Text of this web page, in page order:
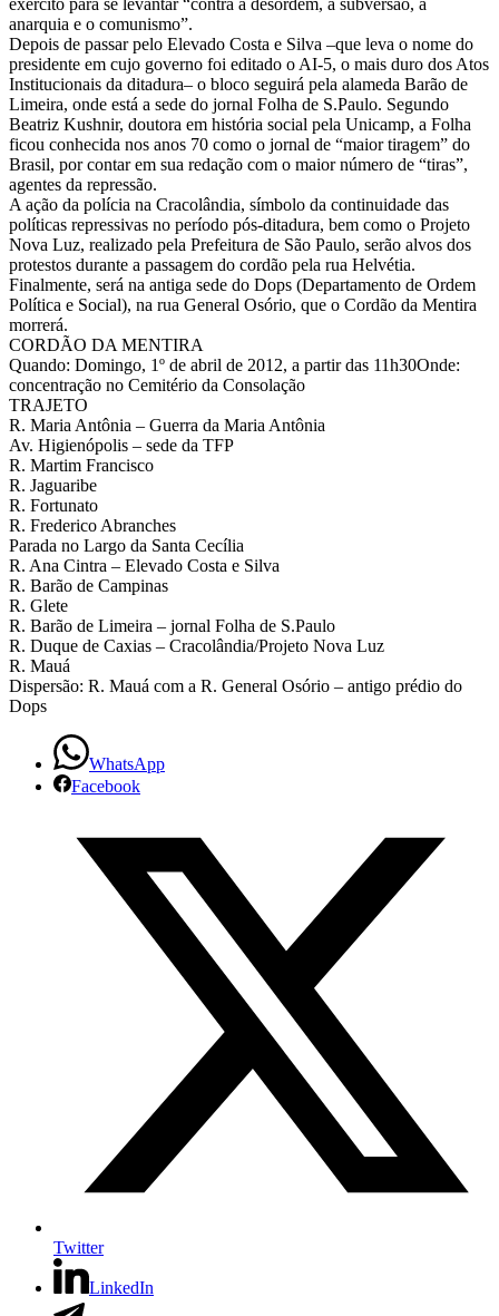
da
Mentira.
anarquia e o comunismo”.
Depois de passar pelo Elevado Costa e Silva –que leva o nome do
presidente em cujo governo foi editado o AI-5, o mais duro dos Atos
Institucionais da ditadura– o bloco seguirá pela alameda Barão de
Limeira, onde está a sede do jornal Folha de S.Paulo. Segundo
Beatriz Kushnir, doutora em história social pela Unicamp, a Folha
ficou conhecida nos anos 70 como o jornal de “maior tiragem” do
Brasil, por contar em sua redação com o maior número de “tiras”,
agentes da repressão.
A ação da polícia na Cracolândia, símbolo da continuidade das
políticas repressivas no período pós-ditadura, bem como o Projeto
Nova Luz, realizado pela Prefeitura de São Paulo, serão alvos dos
protestos durante a passagem do cordão pela rua Helvétia.
Finalmente, será na antiga sede do Dops (Departamento de Ordem
Política e Social), na rua General Osório, que o Cordão da Mentira
morrerá.
CORDÃO DA MENTIRA
Quando: Domingo, 1º de abril de 2012, a partir das 11h30Onde:
concentração no Cemitério da Consolação
TRAJETO
R. Maria Antônia – Guerra da Maria Antônia
Av. Higienópolis – sede da TFP
R. Martim Francisco
R. Jaguaribe
R. Fortunato
R. Frederico Abranches
Parada no Largo da Santa Cecília
R. Ana Cintra – Elevado Costa e Silva
R. Barão de Campinas
R. Glete
R. Barão de Limeira – jornal Folha de S.Paulo
R. Duque de Caxias – Cracolândia/Projeto Nova Luz
R. Mauá
Dispersão: R. Mauá com a R. General Osório – antigo prédio do
Dops
WhatsApp
Facebook
Twitter
LinkedIn